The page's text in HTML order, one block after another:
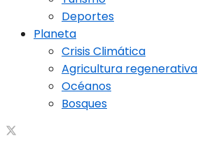
Deportes
Planeta
Crisis Climática
Agricultura regenerativa
Océanos
Bosques